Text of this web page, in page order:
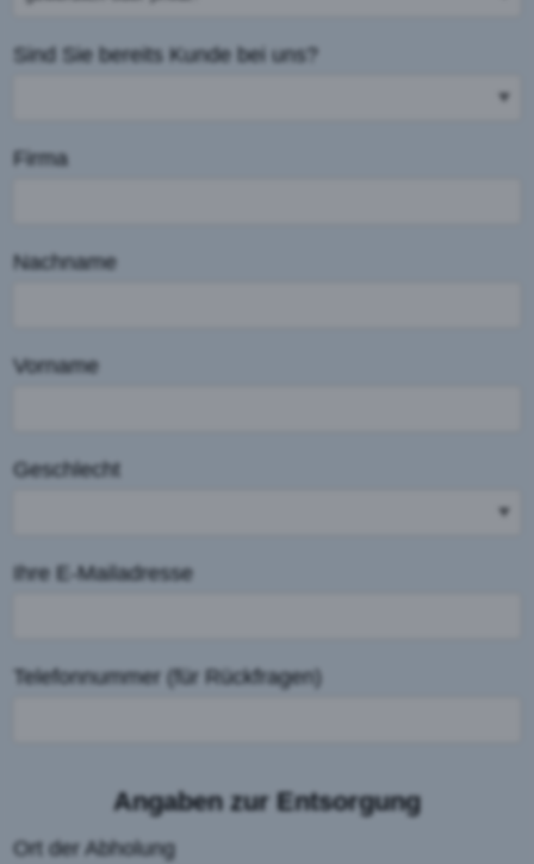
Sind Sie bereits Kunde bei uns?
Firma
Nachname
Vorname
Geschlecht
Ihre E-Mailadresse
Telefonnummer (für Rückfragen)
Angaben zur Entsorgung
Ort der Abholung